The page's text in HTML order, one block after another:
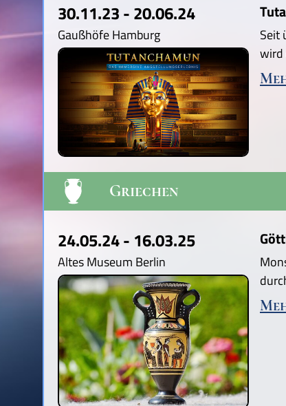
30.11.23 - 20.06.24
Gaußhöfe Hamburg
Seit
wird
Griechen
24.05.24 - 16.03.25
Altes Museum Berlin